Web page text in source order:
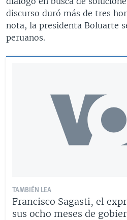
discurso duró más de tres
nota, la presidenta Boluarte
peruanos.
TAMBIÉN LEA
Francisco Sagasti, el
sus ocho meses de